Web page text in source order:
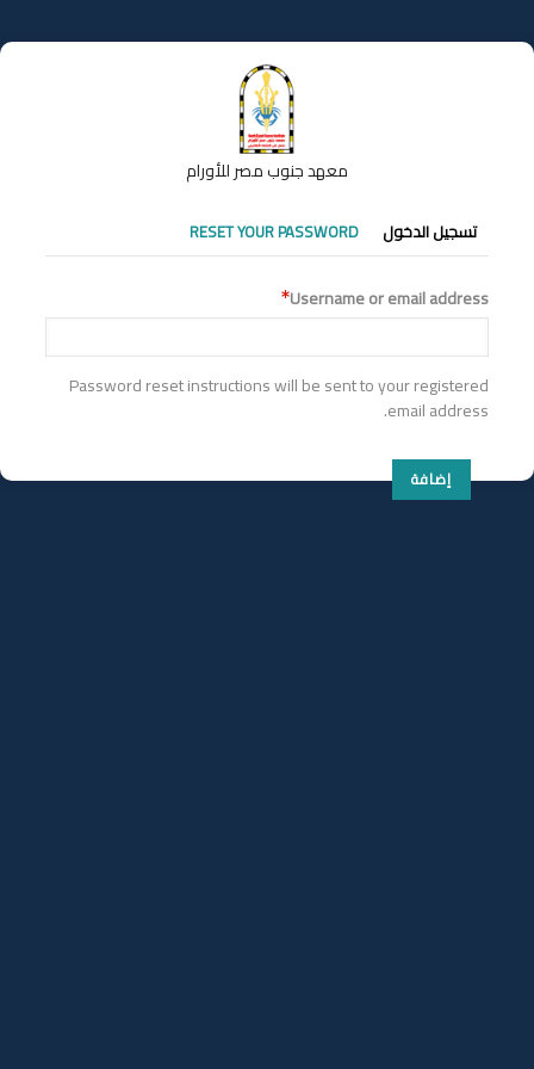
إلى
المحتوى
معهد جنوب مصر للأورام
التبويبات
الأساسية
تسجيل الدخول RESET YOUR PASSWORD
Username or email address
Password reset instructions will be sent to your registered
email address.